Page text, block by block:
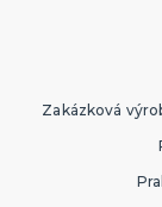
Zakázková